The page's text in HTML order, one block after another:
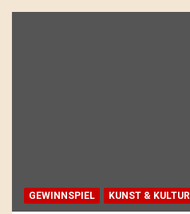
GEWINNSPIEL KUNST & KULTUR